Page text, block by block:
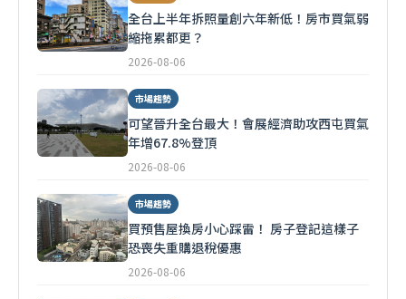
全台上半年拆照量創六年新低！房市買氣弱
縮拖累都更？
2026-08-06
市場趨勢
可望晉升全台最大！會展經濟助攻西屯買氣
年增67.8%登頂
2026-08-06
市場趨勢
買預售屋換房小心踩雷！ 房子登記這樣子
恐喪失重購退稅優惠
2026-08-06